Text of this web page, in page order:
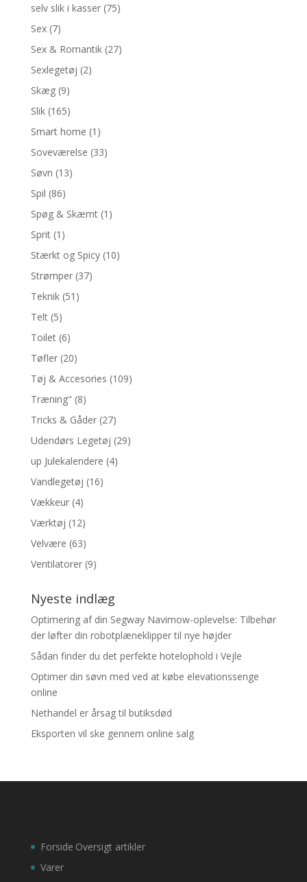
selv slik i kasser (75)
Sex (7)
Sex & Romantik (27)
Sexlegetøj (2)
Skæg (9)
Slik (165)
Smart home (1)
Soveværelse (33)
Søvn (13)
Spil (86)
Spøg & Skæmt (1)
Sprit (1)
Stærkt og Spicy (10)
Strømper (37)
Teknik (51)
Telt (5)
Toilet (6)
Tøfler (20)
Tøj & Accesories (109)
Træning" (8)
Tricks & Gåder (27)
Udendørs Legetøj (29)
up Julekalendere (4)
Vandlegetøj (16)
Vækkeur (4)
Værktøj (12)
Velvære (63)
Ventilatorer (9)
Nyeste indlæg
Optimering af din Segway Navimow-oplevelse: Tilbehør
der løfter din robotplæneklipper til nye højder
Sådan finder du det perfekte hotelophold i Vejle
Optimer din søvn med ved at købe elevationssenge
online
Nethandel er årsag til butiksdød
Eksporten vil ske gennem online salg
Forside
Varer
Oversigt artikler